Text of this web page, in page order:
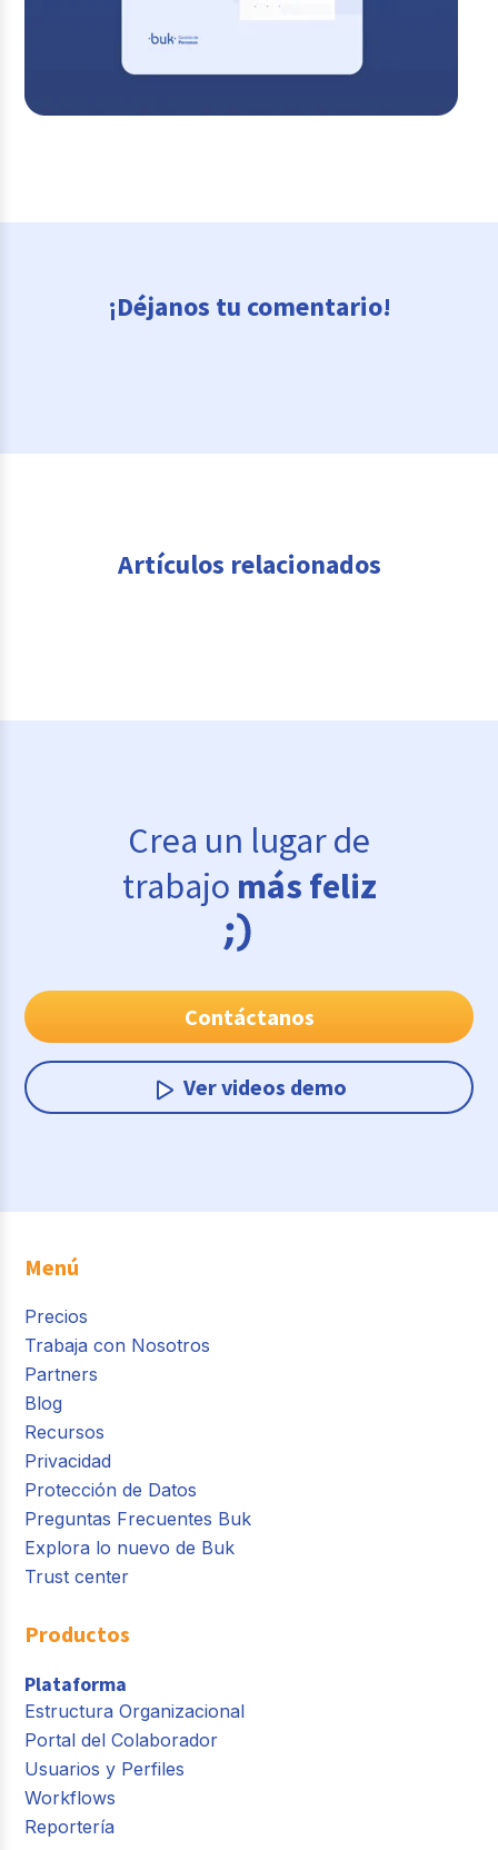
¡Déjanos tu comentario!
Artículos relacionados
Crea un lugar de
trabajo más feliz
Contáctanos
Ver videos demo
Menú
Precios
Trabaja con Nosotros
Partners
Blog
Recursos
Privacidad
Protección de Datos
Preguntas Frecuentes Buk
Explora lo nuevo de Buk
Trust center
Productos
Plataforma
Estructura Organizacional
Portal del Colaborador
Usuarios y Perfiles
Workflows
Reportería